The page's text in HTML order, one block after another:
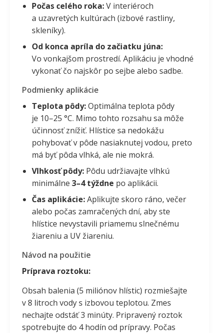
Počas celého roka:V interiéroch
a uzavretých kultúrach (izbové rastliny,
skleníky).
Od konca apríla do začiatku júna:
Vo vonkajšom prostredí. Aplikáciu je vhodné
vykonať čo najskôr po sejbe alebo sadbe.
Podmienky aplikácie
Teplota pôdy:Optimálna teplota pôdy
je 10–25 °C. Mimo tohto rozsahu sa môže
účinnosť znížiť. Hlístice sa nedokážu
pohybovať v pôde nasiaknutej vodou, preto
má byť pôda vlhká, ale nie mokrá.
Vlhkosť pôdy: Pôdu udržiavajte vlhkú
minimálne 3–4 týždne po aplikácii.
Čas aplikácie:Aplikujte skoro ráno, večer
alebo počas zamračených dní, aby ste
hlístice nevystavili priamemu slnečnému
žiareniu a UV žiareniu.
Návod na použitie
Príprava roztoku:
Obsah balenia (5 miliónov hlístic) rozmiešajte
v 8 litroch vody s izbovou teplotou. Zmes
nechajte odstáť 3 minúty. Pripravený roztok
spotrebujte do 4 hodín od prípravy. Počas